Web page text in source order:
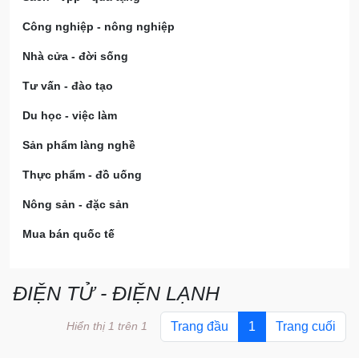
Công nghiệp - nông nghiệp
Nhà cửa - đời sống
Tư vấn - đào tạo
Du học - việc làm
Sản phẩm làng nghề
Thực phẩm - đồ uống
Nông sản - đặc sản
Mua bán quốc tế
ĐIỆN TỬ - ĐIỆN LẠNH
Trang đầu 1 Trang cuối
Hiển thị 1 trên 1